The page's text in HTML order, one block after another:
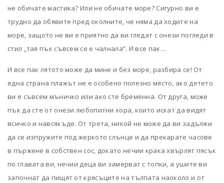
не обичате мастика? Или не обичате море? Сигурно ви е
трудно да обявите пред околните, че няма да ходите на
море, защото не ви е приятно да ви гледат с онези погледи в
стил „тая пък съвсем се е чалнала”. И все пак…
И все пак лятото може да мине и без море, разбира се! От
една страна плажът не е особено полезно място, ако детето
ви е съвсем мъничко или ако сте бременна. От друга, може
пък да сте от онези любопитни хора, които искат да видят
всичко и навсякъде. От трета, никой не може да ви задължи
да се изпружите под жеркото слънце и да прекарате часове
в пържене в собствен сос, докато нечии крака хвърлят пясък
по главата ви, нечии деца ви замерват с топки, а ушите ви
започнат да пищят от крясъците на тълпата наоколо и от